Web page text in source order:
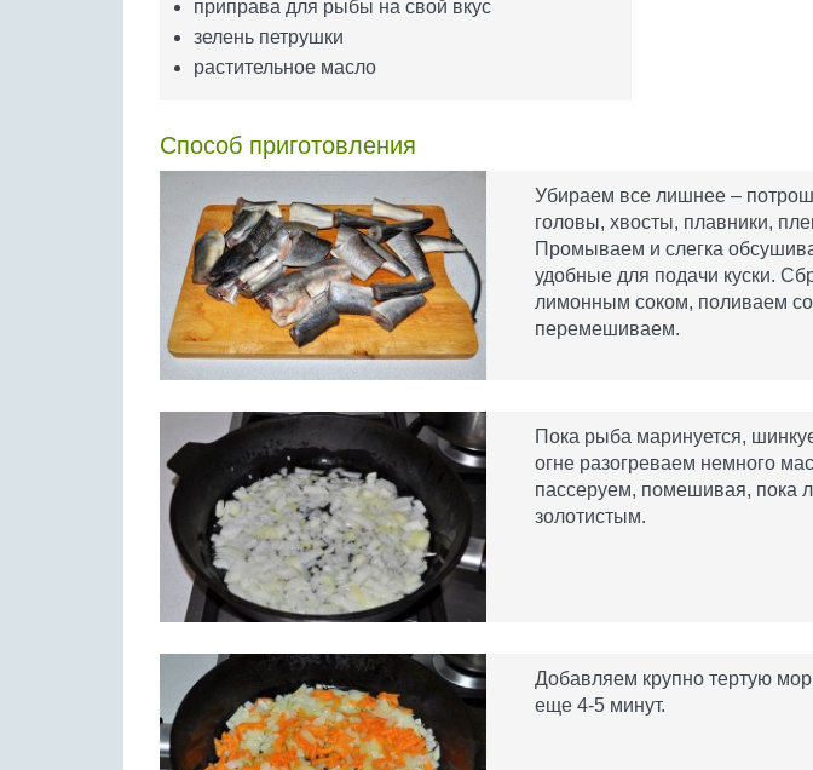
приправа для рыбы на свой вкус
зелень петрушки
растительное масло
Способ приготовления
Убираем все лишнее –
головы, хвосты, плавники,
Промываем и слегка
удобные для подачи куски.
лимонным соком, поливаем
перемешиваем.
Пока рыба маринуется,
огне разогреваем немного
пассеруем, помешивая, пока
золотистым.
Добавляем крупно тертую
еще 4-5 минут.